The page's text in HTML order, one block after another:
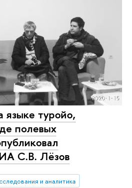
языке туройо,
полевых
С.В. Лёзов
и аналитика